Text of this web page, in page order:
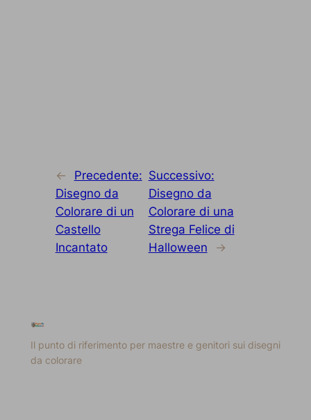
←
Precedente:
Disegno da
Colorare di un
Castello
Incantato
Successivo:
Disegno da
Colorare di una
Strega Felice di
Halloween
→
Il punto di riferimento per maestre e genitori sui disegni
da colorare